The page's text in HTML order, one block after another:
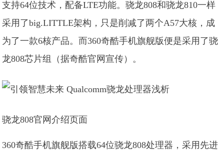
支持64位技术，配备LTE功能。骁龙808和骁龙810一样
采用了big.LITTLE架构，只是削减了两个A57大核，成
为了一款6核产品。而360奇酷手机旗舰版便是采用了骁
龙808芯片组（据奇酷官网宣传）。
骁龙808官网介绍页面
360奇酷手机旗舰版搭载64位骁龙808处理器，采用先进